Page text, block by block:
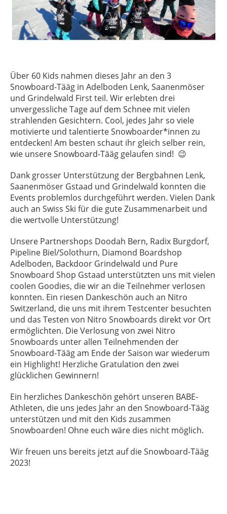
Über 60 Kids nahmen dieses Jahr an den 3
Snowboard-Tääg in Adelboden Lenk, Saanenmöser
und Grindelwald First teil. Wir erlebten drei
unvergessliche Tage auf dem Schnee mit vielen
strahlenden Gesichtern. Cool, jedes Jahr so viele
motivierte und talentierte Snowboarder*innen zu
entdecken! Am besten schaut ihr gleich selber rein,
wie unsere Snowboard-Tääg gelaufen sind! 😉
Dank grosser Unterstützung der Bergbahnen Lenk,
Saanenmöser Gstaad und Grindelwald konnten die
Events problemlos durchgeführt werden. Vielen Dank
auch an Swiss Ski für die gute Zusammenarbeit und
die wertvolle Unterstützung!
Unsere Partnershops Doodah Bern, Radix Burgdorf,
Pipeline Biel/Solothurn, Diamond Boardshop
Adelboden, Backdoor Grindelwald und Pure
Snowboard Shop Gstaad unterstützten uns mit vielen
coolen Goodies, die wir an die Teilnehmer verlosen
konnten. Ein riesen Dankeschön auch an Nitro
Switzerland, die uns mit ihrem Testcenter besuchten
und das Testen von Nitro Snowboards direkt vor Ort
ermöglichten. Die Verlosung von zwei Nitro
Snowboards unter allen Teilnehmenden der
Snowboard-Tääg am Ende der Saison war wiederum
ein Highlight! Herzliche Gratulation den zwei
glücklichen Gewinnern!
Ein herzliches Dankeschön gehört unseren BABE-
Athleten, die uns jedes Jahr an den Snowboard-Tääg
unterstützen und mit den Kids zusammen
Snowboarden! Ohne euch wäre dies nicht möglich.
Wir freuen uns bereits jetzt auf die Snowboard-Tääg
2023!